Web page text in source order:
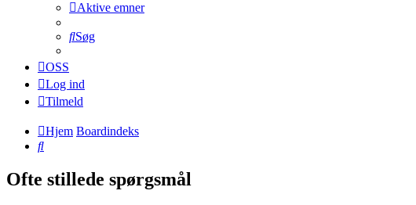
Aktive emner
Søg
OSS
Log ind
Tilmeld
Hjem Boardindeks
Søg
Ofte stillede spørgsmål